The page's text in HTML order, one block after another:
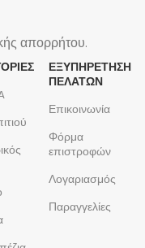
απορρήτου.
ΕΞΥΠΗΡΕΤΗΣΗ
ΠΕΛΑΤΩΝ
Επικοινωνία
Φόρμα
επιστροφών
Λογαριασμός
Παραγγελίες